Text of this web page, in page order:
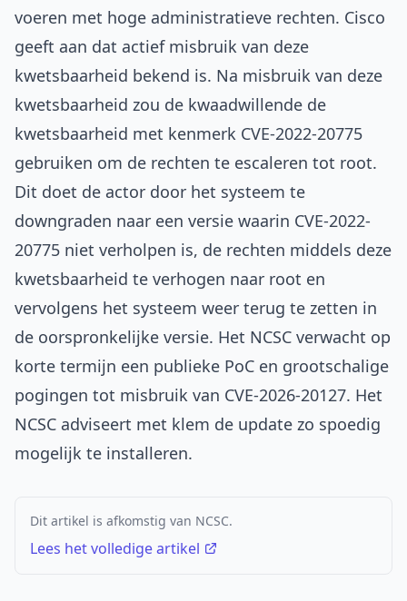
voeren met hoge administratieve rechten. Cisco
geeft aan dat actief misbruik van deze
kwetsbaarheid bekend is. Na misbruik van deze
kwetsbaarheid zou de kwaadwillende de
kwetsbaarheid met kenmerk CVE-2022-20775
gebruiken om de rechten te escaleren tot root.
Dit doet de actor door het systeem te
downgraden naar een versie waarin CVE-2022-
20775 niet verholpen is, de rechten middels deze
kwetsbaarheid te verhogen naar root en
vervolgens het systeem weer terug te zetten in
de oorspronkelijke versie. Het NCSC verwacht op
korte termijn een publieke PoC en grootschalige
pogingen tot misbruik van CVE-2026-20127. Het
NCSC adviseert met klem de update zo spoedig
mogelijk te installeren.
Dit artikel is afkomstig van NCSC.
Lees het volledige artikel